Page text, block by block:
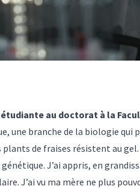
au doctorat à la
une branche de la biologie
de fraises résistent au
génétique. J’ai appris, en
. J’ai vu ma mère ne plus